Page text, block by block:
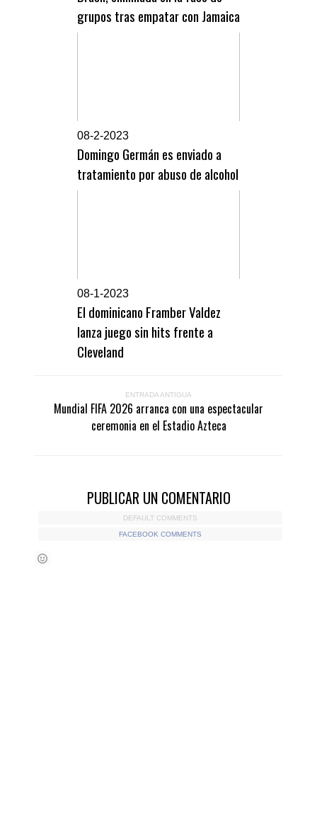
grupos tras empatar con Jamaica
08-2-2023
Domingo Germán es enviado a
tratamiento por abuso de alcohol
08-1-2023
El dominicano Framber Valdez
lanza juego sin hits frente a
Cleveland
ENTRADA ANTIGUA
Mundial FIFA 2026 arranca con una espectacular
ceremonia en el Estadio Azteca
PUBLICAR UN COMENTARIO
DEFAULT COMMENTS
FACEBOOK COMMENTS